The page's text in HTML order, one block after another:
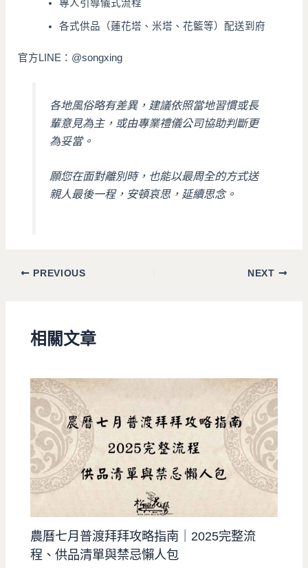
專人引導儀式流程
各式供品（蓮花塔、米塔、花籃等）配送到府
官方LINE：@songxing
各地風俗略有差異，建議依照當地習慣或長
輩意見為主，或由專業禮儀公司協助判斷更
為妥當。
願您在面對離別時，也能以最周全的方式送
親人最後一程，安頓哀思，延續思念。
PREVIOUS NEXT
相關文章
農曆七月普渡拜拜攻略指南｜2025完整流
程、供品清單與禁忌懶人包